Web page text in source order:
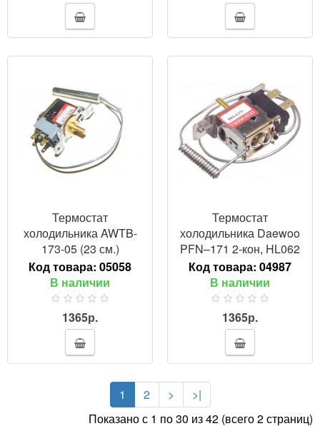
Термостат
холодильника AWTB-
173-05 (23 см.)
Код товара: 05058
В наличии
1365р.
Термостат
холодильника Daewoo
PFN–171 2-кон, HL062
Код товара: 04987
В наличии
1365р.
1 2 >
>|
Показано с 1 по 30 из 42 (всего 2 страниц)